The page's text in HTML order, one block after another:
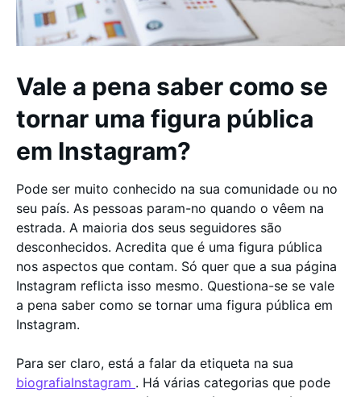
Vale a pena saber como se
tornar uma figura pública
em Instagram?
Pode ser muito conhecido na sua comunidade ou no
seu país. As pessoas param-no quando o vêem na
estrada. A maioria dos seus seguidores são
desconhecidos. Acredita que é uma figura pública
nos aspectos que contam. Só quer que a sua página
Instagram reflicta isso mesmo. Questiona-se se vale
a pena saber como se tornar uma figura pública em
Instagram.
Para ser claro, está a falar da etiqueta na sua
biografiaInstagram . Há várias categorias que pode